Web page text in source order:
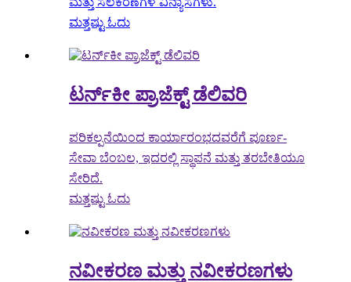
ಮತ್ತಷ್ಟು ಓದು
ಟರ್ನ್‌ಕೀ ಪ್ರಾಜೆಕ್ಟ್ ಡೆಲಿವರಿ
ಪರಿಕಲ್ಪನೆಯಿಂದ ಕಾರ್ಯಾರಂಭದವರೆಗೆ ಪೂರ್ಣ-
ಸೇವಾ ಬೆಂಬಲ, ಇದರಲ್ಲಿ ಸ್ಥಾಪನೆ ಮತ್ತು ತರಬೇತಿಯೂ
ಸೇರಿದೆ.
ಮತ್ತಷ್ಟು ಓದು
ನವೀಕರಣ ಮತ್ತು ನವೀಕರಣಗಳು